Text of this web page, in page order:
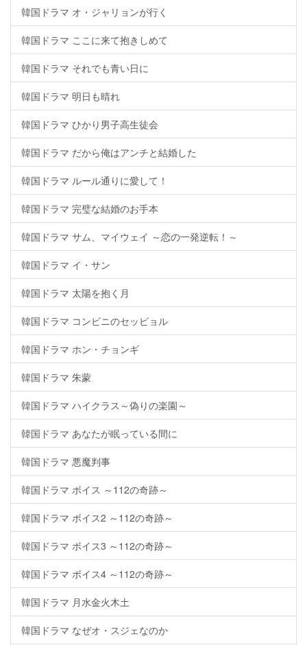
韓国ドラマ オ・ジャリョンが行く
韓国ドラマ ここに来て抱きしめて
韓国ドラマ それでも青い日に
韓国ドラマ 明日も晴れ
韓国ドラマ ひかり男子高生徒会
韓国ドラマ だから俺はアンチと結婚した
韓国ドラマ ルール通りに愛して！
韓国ドラマ 完璧な結婚のお手本
韓国ドラマ サム、マイウェイ ～恋の一発逆転！～
韓国ドラマ イ・サン
韓国ドラマ 太陽を抱く月
韓国ドラマ コンビニのセッピョル
韓国ドラマ ホン・チョンギ
韓国ドラマ 朱蒙
韓国ドラマ ハイクラス～偽りの楽園～
韓国ドラマ あなたが眠っている間に
韓国ドラマ 悪魔判事
韓国ドラマ ボイス ～112の奇跡～
韓国ドラマ ボイス2 ～112の奇跡～
韓国ドラマ ボイス3 ～112の奇跡～
韓国ドラマ ボイス4 ～112の奇跡～
韓国ドラマ 月水金火木土
韓国ドラマ なぜオ・スジェなのか